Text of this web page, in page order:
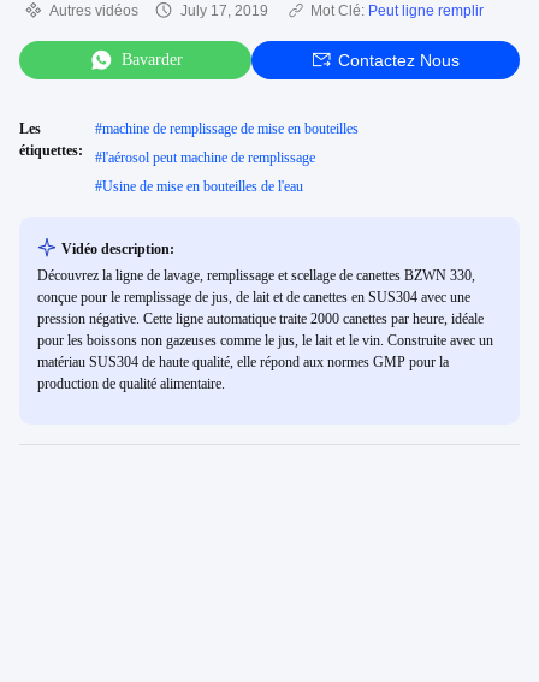
Autres vidéos July 17, 2019 Mot Clé: Peut ligne remplir
Bavarder Contactez Nous
Les
étiquettes:
#machine de remplissage de mise en bouteilles
#l'aérosol peut machine de remplissage
#Usine de mise en bouteilles de l'eau
Vidéo description:
Découvrez la ligne de lavage, remplissage et scellage de canettes BZWN 330,
conçue pour le remplissage de jus, de lait et de canettes en SUS304 avec une
pression négative. Cette ligne automatique traite 2000 canettes par heure, idéale
pour les boissons non gazeuses comme le jus, le lait et le vin. Construite avec un
matériau SUS304 de haute qualité, elle répond aux normes GMP pour la
production de qualité alimentaire.